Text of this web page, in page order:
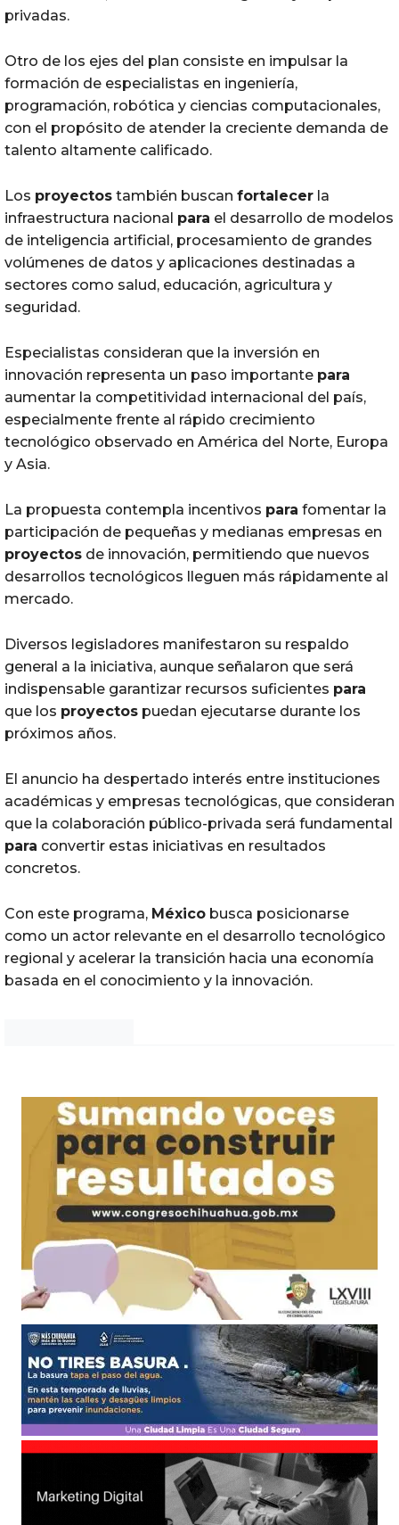
privadas.
Otro de los ejes del plan consiste en impulsar la
formación de especialistas en ingeniería,
programación, robótica y ciencias computacionales,
con el propósito de atender la creciente demanda de
talento altamente calificado.
Los proyectos también buscan fortalecer la
infraestructura nacional para el desarrollo de modelos
de inteligencia artificial, procesamiento de grandes
volúmenes de datos y aplicaciones destinadas a
sectores como salud, educación, agricultura y
seguridad.
Especialistas consideran que la inversión en
innovación representa un paso importante para
aumentar la competitividad internacional del país,
especialmente frente al rápido crecimiento
tecnológico observado en América del Norte, Europa
y Asia.
La propuesta contempla incentivos para fomentar la
participación de pequeñas y medianas empresas en
proyectos de innovación, permitiendo que nuevos
desarrollos tecnológicos lleguen más rápidamente al
mercado.
Diversos legisladores manifestaron su respaldo
general a la iniciativa, aunque señalaron que será
indispensable garantizar recursos suficientes para
que los proyectos puedan ejecutarse durante los
próximos años.
El anuncio ha despertado interés entre instituciones
académicas y empresas tecnológicas, que consideran
que la colaboración público-privada será fundamental
para convertir estas iniciativas en resultados
concretos.
Con este programa, México busca posicionarse
como un actor relevante en el desarrollo tecnológico
regional y acelerar la transición hacia una economía
basada en el conocimiento y la innovación.